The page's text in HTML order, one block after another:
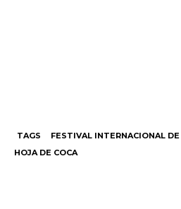
TAGS
FESTIVAL INTERNACIONAL
HOJA DE COCA